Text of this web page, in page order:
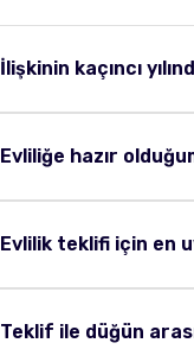
İlişkinin kaçıncı
Evliliğe hazır
Evlilik teklifi için en
Teklif ile düğün